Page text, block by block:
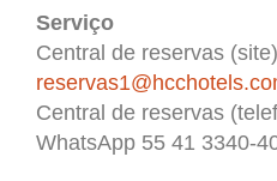
Serviço
Central de reservas
Central de reservas
WhatsApp 55 41 3340-